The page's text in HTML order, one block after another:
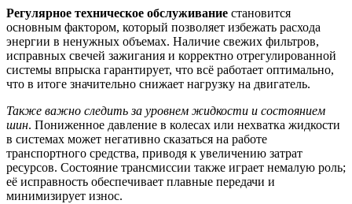
Регулярное техническое обслуживание становится
основным фактором, который позволяет избежать расхода
энергии в ненужных объемах. Наличие свежих фильтров,
исправных свечей зажигания и корректно отрегулированной
системы впрыска гарантирует, что всё работает оптимально,
что в итоге значительно снижает нагрузку на двигатель.
Также важно следить за уровнем жидкости и состоянием
шин. Пониженное давление в колесах или нехватка жидкости
в системах может негативно сказаться на работе
транспортного средства, приводя к увеличению затрат
ресурсов. Состояние трансмиссии также играет немалую роль;
её исправность обеспечивает плавные передачи и
минимизирует износ.